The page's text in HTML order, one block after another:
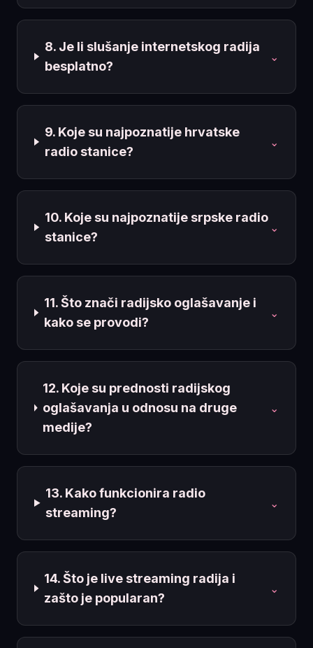
8. Je li slušanje internetskog radija
besplatno?
⌄
9. Koje su najpoznatije hrvatske
radio stanice?
⌄
10. Koje su najpoznatije srpske radio
stanice?
⌄
11. Što znači radijsko oglašavanje i
kako se provodi?
⌄
12. Koje su prednosti radijskog
oglašavanja u odnosu na druge
medije?
⌄
13. Kako funkcionira radio
streaming?
⌄
14. Što je live streaming radija i
zašto je popularan?
⌄